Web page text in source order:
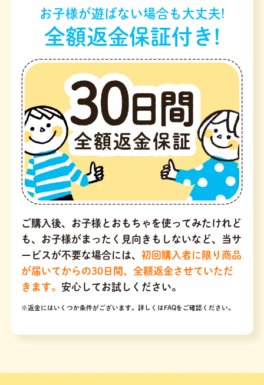
お子様が遊ばない場合も大丈夫!
全額返金保証付き!
ご購入後、お子様とおもちゃを使ってみたけれど
も、お子様がまったく見向きもしないなど、当サ
ービスが不要な場合には、 初回購入者に限り商品
が届いてからの30日間、全額返金させていただ
きます。 安心してお試しください。
※返金にはいくつか条件がございます。 詳しくはFAQをご確認ください。